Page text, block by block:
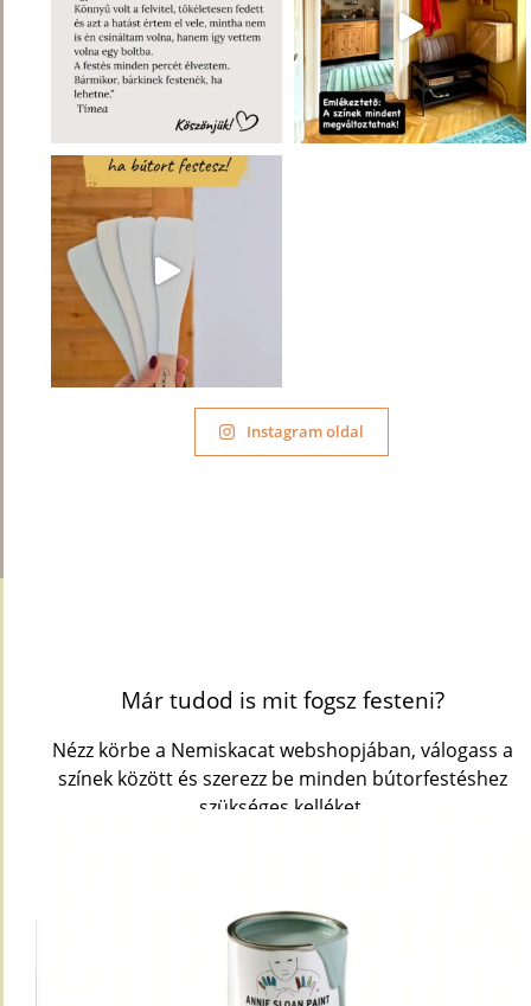
Instagram oldal
Már tudod is mit fogsz festeni?
Nézz körbe a Nemiskacat webshopjában, válogass a
színek között és szerezz be minden bútorfestéshez
szükséges kelléket.